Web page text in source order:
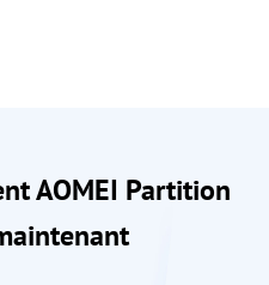
AOMEI Partition